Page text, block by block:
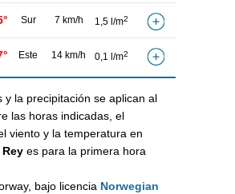
Sur 7 km/h 1,5 l/m2
Este 14 km/h 0,1 l/m2
y la precipitación se aplican al
las horas indicadas, el
viento y la temperatura en
es para la primera hora
bajo licencia Norwegian